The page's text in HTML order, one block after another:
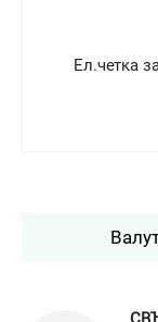
Ел.четка